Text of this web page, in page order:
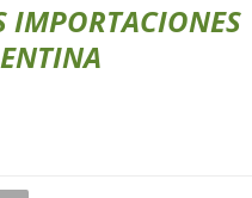
IMPORTACIONES